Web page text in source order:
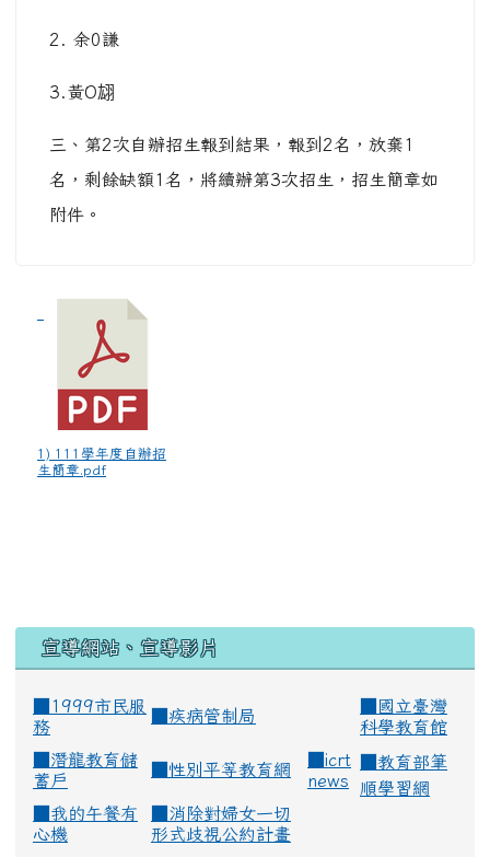
2. 余0謙
3.黃O翃
三、第2次自辦招生報到結果，報到2名，放棄1
名，剩餘缺額1名，將續辦第3次招生，招生簡章如
附件。
1) 111學年度自辦招
生簡章.pdf
宣導網站、宣導影片
■1999市民服
務
疾病管制局
國立臺灣
科學教育館
潛龍教育儲
蓄戶
性別平等教育網
icrt
news
教育部筆
順學習網
我的午餐有
心機
消除對婦女一切
形式歧視公約計畫